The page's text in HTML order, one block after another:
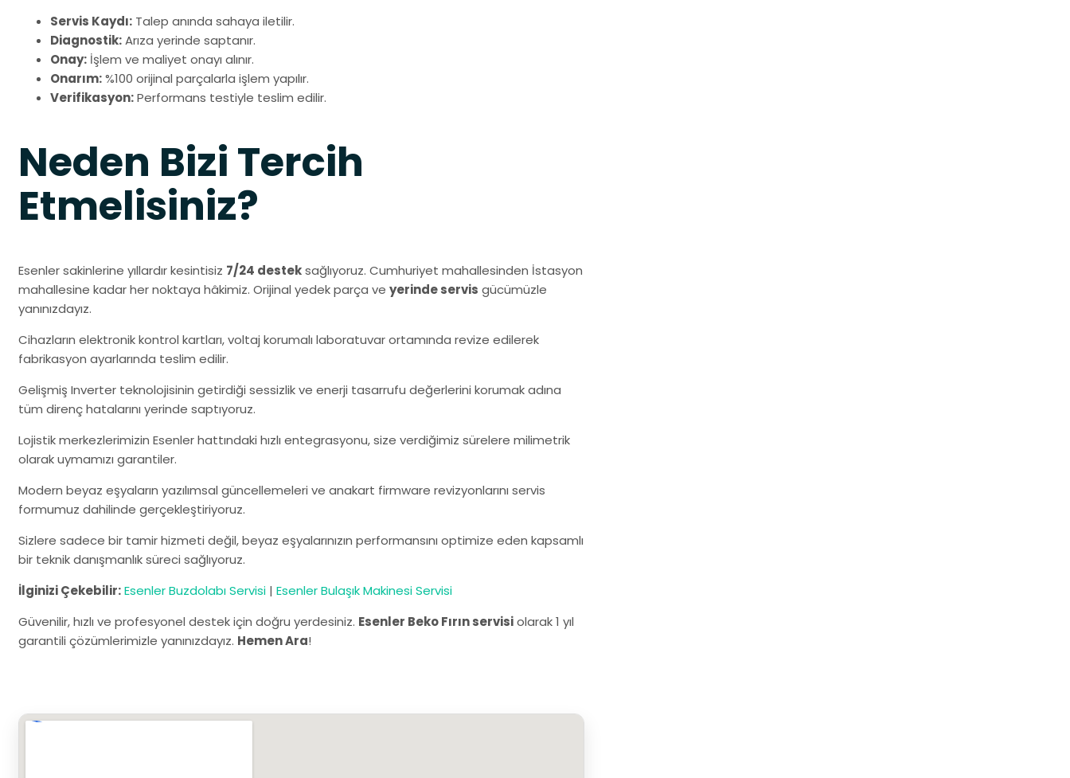
Servis Kaydı: Talep anında sahaya iletilir.
Diagnostik:Arıza yerinde saptanır.
Onay: İşlem ve maliyet onayı alınır.
Onarım:%100 orijinal parçalarla işlem yapılır.
Verifikasyon:Performans testiyle teslim edilir.
Neden Bizi Tercih
Etmelisiniz?
Esenler sakinlerine yıllardır kesintisiz 7/24 desteksağlıyoruz. Cumhuriyet mahallesinden İstasyon
mahallesine kadar her noktaya hâkimiz. Orijinal yedek parça ve yerinde servis gücümüzle
yanınızdayız.
Cihazların elektronik kontrol kartları, voltaj korumalı laboratuvar ortamında revize edilerek
fabrikasyon ayarlarında teslim edilir.
Gelişmiş Inverter teknolojisinin getirdiği sessizlik ve enerji tasarrufu değerlerini korumak adına
tüm direnç hatalarını yerinde saptıyoruz.
Lojistik merkezlerimizin Esenler hattındaki hızlı entegrasyonu, size verdiğimiz sürelere milimetrik
olarak uymamızı garantiler.
Modern beyaz eşyaların yazılımsal güncellemeleri ve anakart firmware revizyonlarını servis
formumuz dahilinde gerçekleştiriyoruz.
Sizlere sadece bir tamir hizmeti değil, beyaz eşyalarınızın performansını optimize eden kapsamlı
bir teknik danışmanlık süreci sağlıyoruz.
İlginizi Çekebilir:Esenler Buzdolabı Servisi | Esenler Bulaşık Makinesi Servisi
Güvenilir, hızlı ve profesyonel destek için doğru yerdesiniz. Esenler Beko Fırın servisiolarak 1 yıl
garantili çözümlerimizle yanınızdayız. Hemen Ara!